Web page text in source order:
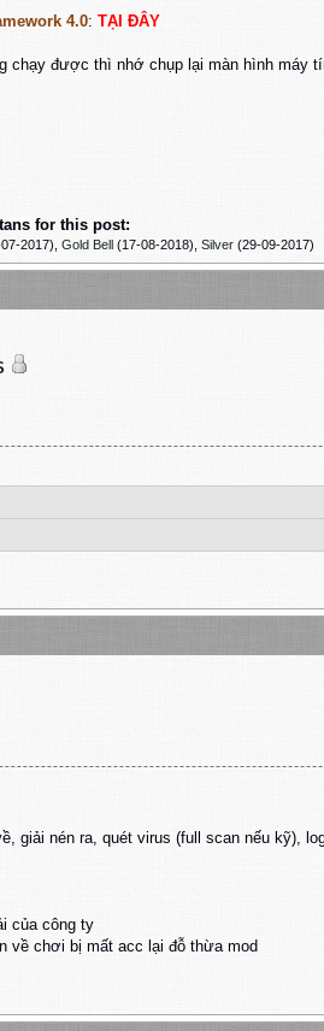
4.0: TẠI ĐÂY
chạy được thì nhớ chụp lại màn hình máy
for this post:
2017) Gold Bell (17-08-2018) Silver (29-09-2017)
giải nén ra, quét virus (full scan nếu kỹ),
của công ty
về chơi bị mất acc lại đỗ thừa mod